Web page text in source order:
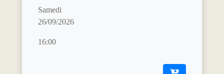
Samedi
26/09/2026
16:00